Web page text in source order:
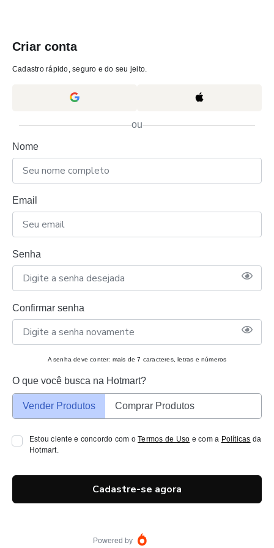
Criar conta
Cadastro rápido, seguro e do seu jeito.
ou
Nome
Email
Senha
Confirmar senha
A senha deve conter: mais de 7 caracteres, letras e números
O que você busca na Hotmart?
Vender Produtos Comprar Produtos
Estou ciente e concordo com oTermos de Uso e com a Políticas da
Hotmart.
Cadastre-se agora
Powered by